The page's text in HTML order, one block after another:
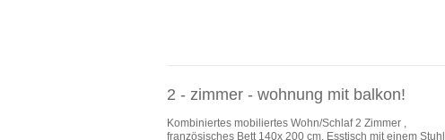
2 - zimmer - wohnung mit balkon!
Kombiniertes mobiliertes Wohn/Schlaf 2 Zimmer ,
französisches Bett 140x 200 cm, Esstisch mit einem Stuhl,